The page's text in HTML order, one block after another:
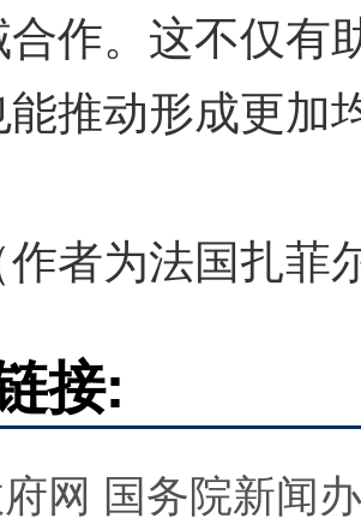
作。这不仅有
推动形成更加
为法国扎菲
接:
网 国务院新闻